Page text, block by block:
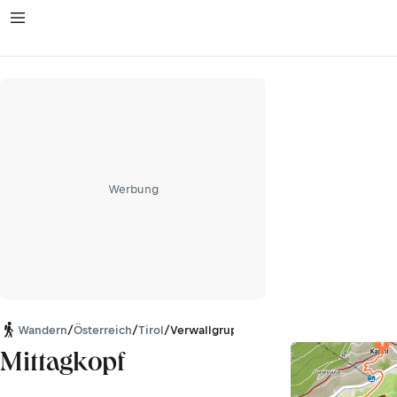
Werbung
Wandern/Österreich/Tirol/Verwallgruppe
Mittagkopf